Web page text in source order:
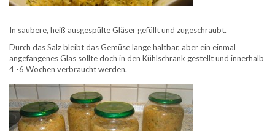
In saubere, heiß ausgespülte Gläser gefüllt und zugeschraubt.
Durch das Salz bleibt das Gemüse lange haltbar, aber ein einmal
angefangenes Glas sollte doch in den Kühlschrank gestellt und innerhalb
4 -6 Wochen verbraucht werden.